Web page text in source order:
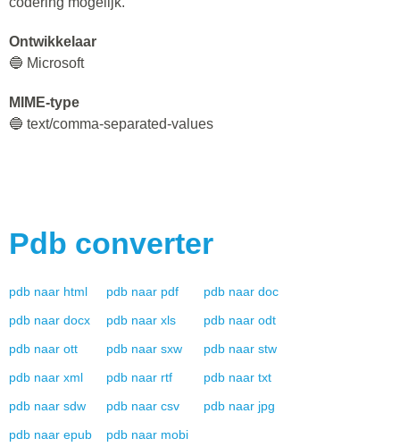
Ontwikkelaar
🔵 Microsoft
MIME-type
🔵 text/comma-separated-values
Pdb converter
pdb naar html pdb naar pdf pdb naar doc
pdb naar docx pdb naar xls pdb naar odt
pdb naar ott pdb naar sxw pdb naar stw
pdb naar xml pdb naar rtf pdb naar txt
pdb naar sdw pdb naar csv pdb naar jpg
pdb naar epub pdb naar mobi